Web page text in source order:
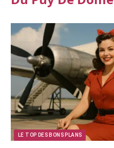
LE TOP DES BONS PLANS